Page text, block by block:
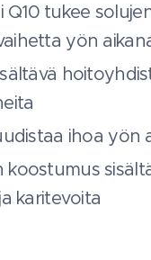
Q10 tukee
yön
ihoa yön
koostumus
karitevoita